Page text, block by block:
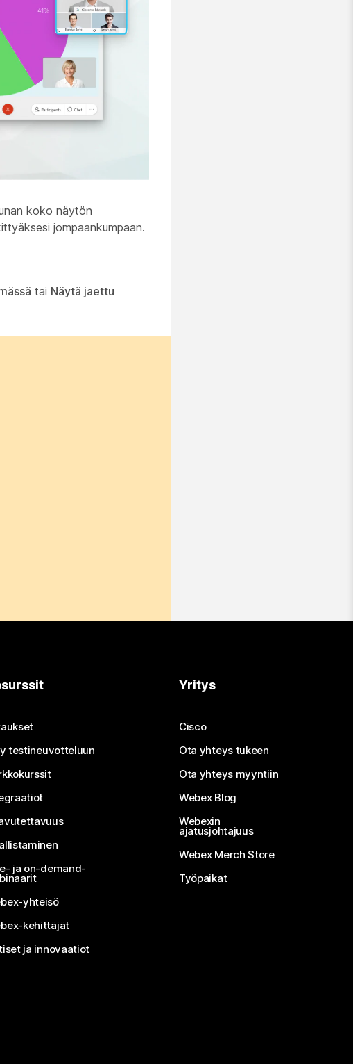
koko näytön
jompaankumpaan.
tai Näytä jaettu
testineuvotteluun
ja on-demand-
yhteisö
kehittäjät
ja innovaatiot
Yritys
Cisco
Ota yhteys tukeen
Ota yhteys myyntiin
Webex Blog
Webexin
ajatusjohtajuus
Webex Merch Store
Työpaikat